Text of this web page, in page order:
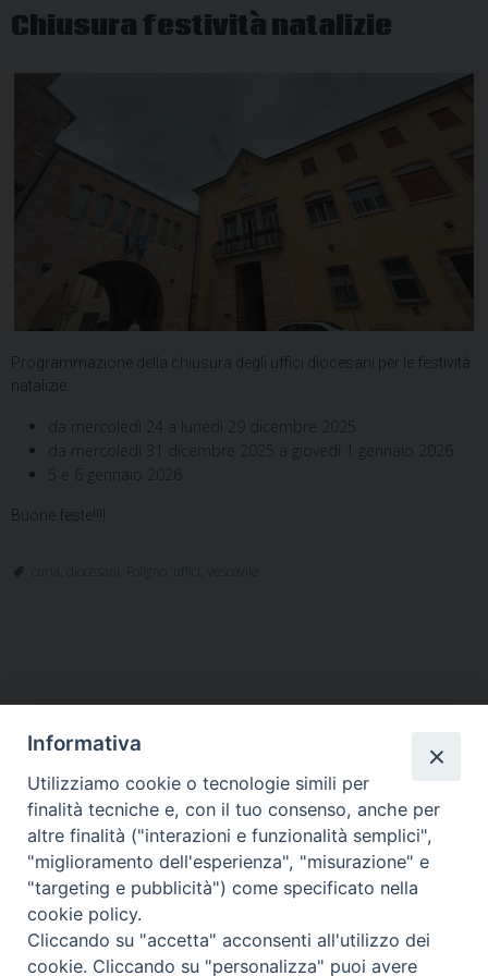
Chiusura festività natalizie
Programmazione della chiusura degli uffici diocesani per le festività
natalizie:
da mercoledì 24 a lunedì 29 dicembre 2025
da mercoledì 31 dicembre 2025 a giovedì 1 gennaio 2026
5 e 6 gennaio 2026
Buone feste!!!!
curia diocesani Foligno uffici vescovile
HOME VESCOVO ORARI MESSE
CURIA VESCOVILE
TUTELA MINORI
UFFICI PASTORALI PERSONE
VITA CONSACRATA
DOCUMENTI
CONTATTI
Copyright © 2018 Diocesi di Foligno /Curia . Piazza Mons. Faloci 3 - 06034
tel. 0742 350473 fax 0742 349021 email: info@diocesidifoligno.it . pec:
diocesidifoligno@pec.it
Informativa
Utilizziamo cookie o tecnologie simili per
finalità tecniche e, con il tuo consenso, anche per
altre finalità ("interazioni e funzionalità semplici",
"miglioramento dell'esperienza", "misurazione" e
"targeting e pubblicità") come specificato nella
cookie policy.
Cliccando su "accetta" acconsenti all'utilizzo dei
cookie. Cliccando su "personalizza" puoi avere